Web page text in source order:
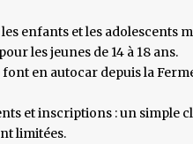
enfants et les adolescents
les jeunes de 14 à 18 ans.
en autocar depuis la
et inscriptions : un simple
limitées.